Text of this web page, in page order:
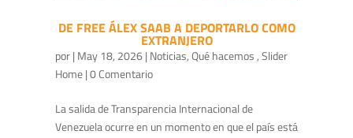
DE FREE ÁLEX SAAB A DEPORTARLO COMO
EXTRANJERO
por| May 18, 2026| Noticias,Qué hacemos ,Slider
Home| 0 Comentario
La salida de Transparencia Internacional de
Venezuela ocurre en un momento en que el país está